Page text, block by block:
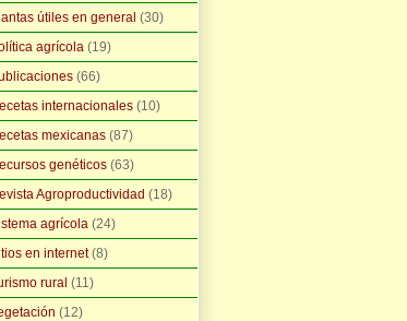
útiles en general (30)
agrícola (19)
(66)
internacionales (10)
mexicanas (87)
genéticos (63)
Agroproductividad (18)
agrícola (24)
en internet (8)
rural (11)
(12)